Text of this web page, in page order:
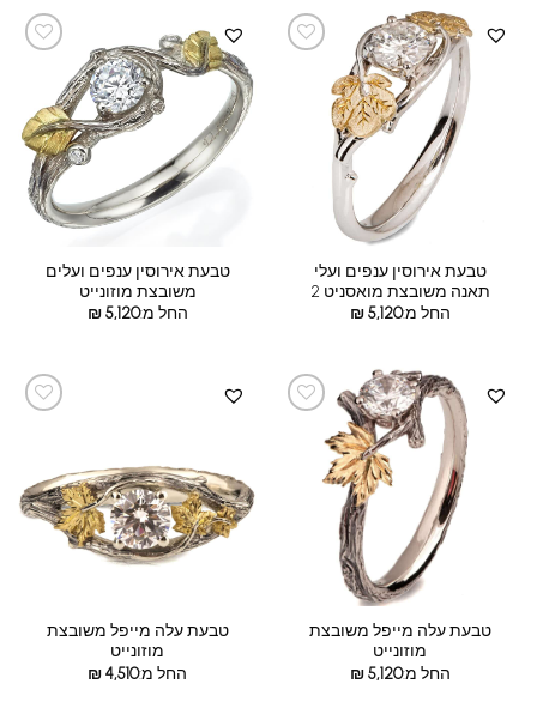
טבעת אירוסין ענפים ועלי
תאנה משובצת מואסניט 2
החל מ:
₪5,120
טבעת אירוסין ענפים ועלים
משובצת מוזונייט
החל מ:
₪5,120
טבעת עלה מייפל משובצת
מוזונייט
החל מ:
₪5,120
טבעת עלה מייפל משובצת
מוזונייט
החל מ:
₪4,510